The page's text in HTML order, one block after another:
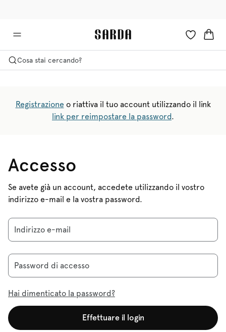
Cosa stai cercando?
Registrazioneo riattiva il tuo account utilizzando il link
link per reimpostare la password.
Accesso
Se avete già un account, accedete utilizzando il vostro
indirizzo e-mail e la vostra password.
Indirizzo e-mail
Password di accesso
Hai dimenticato la password?
Effettuare il login